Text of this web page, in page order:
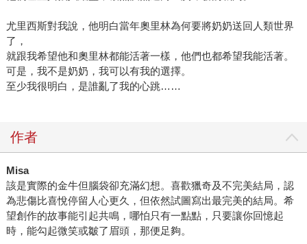
尤里西斯對我說，他明白當年奧里林為何要將奶奶送回人類世界
了，
就跟我希望他和奧里林都能活著一樣，他們也都希望我能活著。
可是，我不是奶奶，我可以有我的選擇。
至少我很明白，是誰亂了我的心跳……
作者
Misa
該是實際的金牛但腦袋卻充滿幻想。喜歡獵奇及不完美結局，認
為悲傷比喜悅停留人心更久，但依然試圖寫出最完美的結局。希
望創作的故事能引起共鳴，哪怕只有一點點，只要讓你回憶起
時，能勾起微笑或皺了眉頭，那便足夠。